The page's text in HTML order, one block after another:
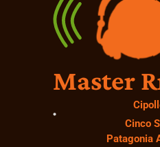
Master
Cinco
Patagonia